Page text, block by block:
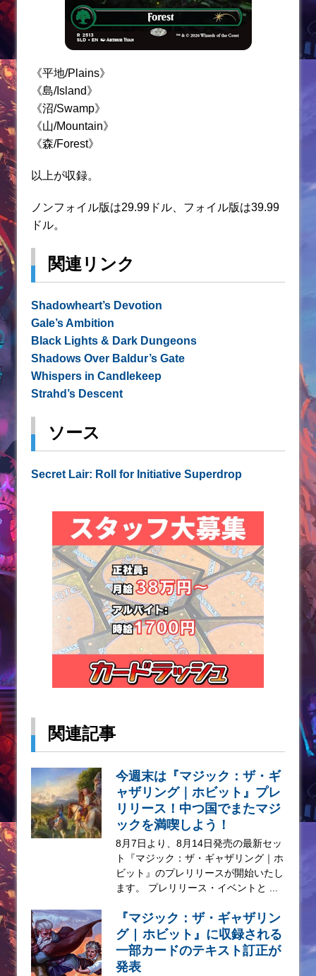
《平地/Plains》
《島/Island》
《沼/Swamp》
《山/Mountain》
《森/Forest》
以上が収録。
ノンフォイル版は29.99ドル、フォイル版は39.99
ドル。
関連リンク
Shadowheart’s Devotion
Gale’s Ambition
Black Lights & Dark Dungeons
Shadows Over Baldur’s Gate
Whispers in Candlekeep
Strahd’s Descent
ソース
Secret Lair: Roll for Initiative Superdrop
関連記事
今週末は『マジック：ザ・ギ
ャザリング｜ホビット』プレ
リリース！中つ国でまたマジ
ックを満喫しよう！
8月7日より、8月14日発売の最新セッ
ト『マジック：ザ・ギャザリング｜ホ
ビット』のプレリリースが開始いたし
ます。 プレリリース・イベントと ...
『マジック：ザ・ギャザリン
グ | ホビット』に収録される
一部カードのテキスト訂正が
発表